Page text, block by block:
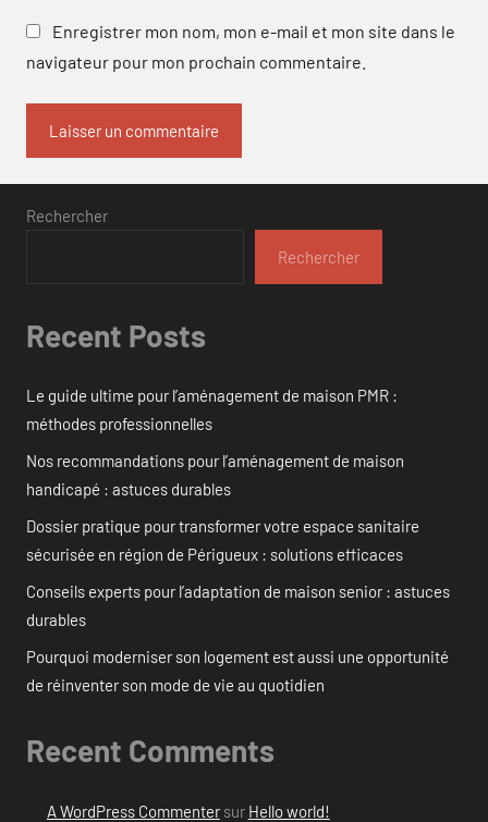
Enregistrer mon nom, mon e-mail et mon site dans le
navigateur pour mon prochain commentaire.
Rechercher
Rechercher
Recent Posts
Le guide ultime pour l’aménagement de maison PMR :
méthodes professionnelles
Nos recommandations pour l’aménagement de maison
handicapé : astuces durables
Dossier pratique pour transformer votre espace sanitaire
sécurisée en région de Périgueux : solutions efficaces
Conseils experts pour l’adaptation de maison senior : astuces
durables
Pourquoi moderniser son logement est aussi une opportunité
de réinventer son mode de vie au quotidien
Recent Comments
A WordPress Commentersur Hello world!